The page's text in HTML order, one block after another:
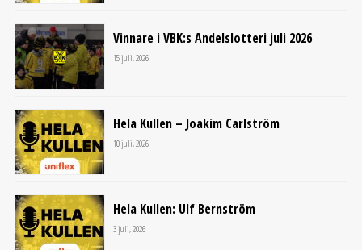
Vinnare i VBK:s Andelslotteri juli 2026
15 juli, 2026
Hela Kullen – Joakim Carlström
10 juli, 2026
Hela Kullen: Ulf Bernström
3 juli, 2026